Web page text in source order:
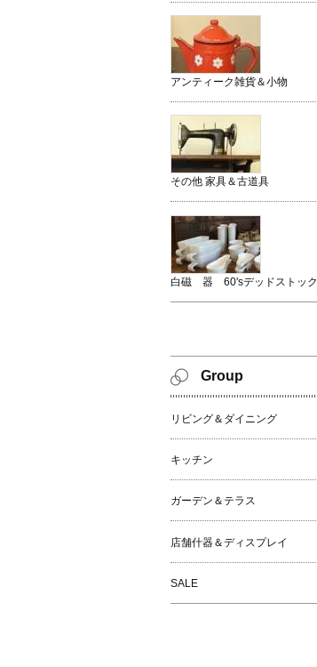
アンティーク雑貨＆小物
その他 家具＆古道具
白磁 器 60'sデッドストック
Group
リビング＆ダイニング
キッチン
ガーデン＆テラス
店舗什器＆ディスプレイ
SALE